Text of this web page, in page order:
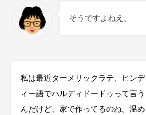
そうですよねえ。
私は最近ターメリックラテ、ヒンデ
ィー語でハルディドードゥって言う
んだけど、家で作ってるのね。温め